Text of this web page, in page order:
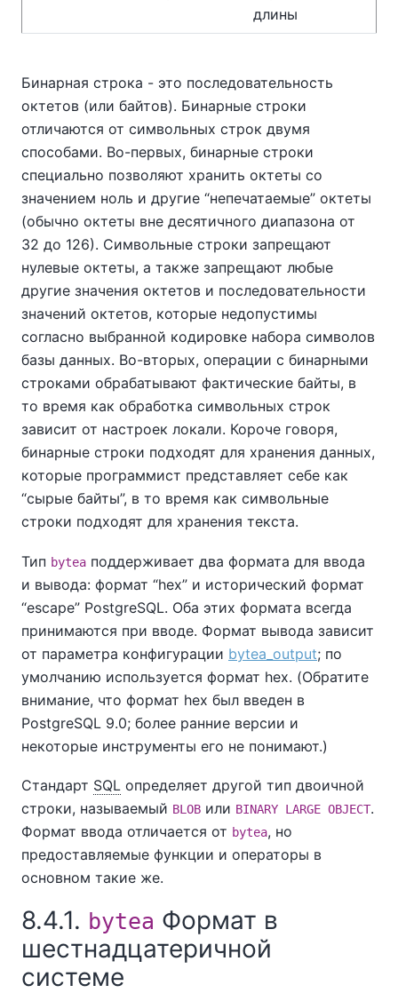
длины
Бинарная строка - это последовательность
октетов (или байтов). Бинарные строки
отличаются от символьных строк двумя
способами. Во-первых, бинарные строки
специально позволяют хранить октеты со
значением ноль и другие “непечатаемые” октеты
(обычно октеты вне десятичного диапазона от
32 до 126). Символьные строки запрещают
нулевые октеты, а также запрещают любые
другие значения октетов и последовательности
значений октетов, которые недопустимы
согласно выбранной кодировке набора символов
базы данных. Во-вторых, операции с бинарными
строками обрабатывают фактические байты, в
то время как обработка символьных строк
зависит от настроек локали. Короче говоря,
бинарные строки подходят для хранения данных,
которые программист представляет себе как
“сырые байты”, в то время как символьные
строки подходят для хранения текста.
Тип bytea поддерживает два формата для ввода
и вывода: формат “hex” и исторический формат
“escape” PostgreSQL. Оба этих формата всегда
принимаются при вводе. Формат вывода зависит
от параметра конфигурации bytea_output; по
умолчанию используется формат hex. (Обратите
внимание, что формат hex был введен в
PostgreSQL 9.0; более ранние версии и
некоторые инструменты его не понимают.)
Стандарт SQL определяет другой тип двоичной
строки, называемый BLOB или BINARY LARGE OBJECT.
Формат ввода отличается от bytea, но
предоставляемые функции и операторы в
основном такие же.
8.4.1. bytea Формат в
шестнадцатеричной
системе